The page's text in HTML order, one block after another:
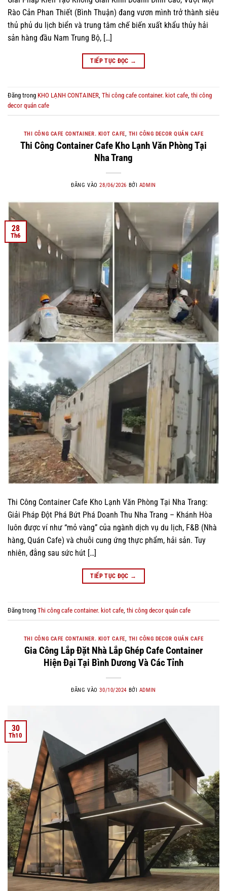
Rào Cản Phan Thiết (Bình Thuận) đang vươn mình trở thành siêu
thủ phủ du lịch biển và trung tâm chế biến xuất khẩu thủy hải
sản hàng đầu Nam Trung Bộ, […]
TIẾP TỤC ĐỌC →
Đăng trong KHO LẠNH CONTAINER, Thi công cafe container. kiot cafe, thi công
decor quán cafe
THI CÔNG CAFE CONTAINER. KIOT CAFE, THI CÔNG DECOR QUÁN CAFE
Thi Công Container Cafe Kho Lạnh Văn Phòng Tại
Nha Trang
ĐĂNG VÀO28/06/2026 BỞI ADMIN
28
Th6
Thi Công Container Cafe Kho Lạnh Văn Phòng Tại Nha Trang:
Giải Pháp Đột Phá Bứt Phá Doanh Thu Nha Trang – Khánh Hòa
luôn được ví như “mỏ vàng” của ngành dịch vụ du lịch, F&B (Nhà
hàng, Quán Cafe) và chuỗi cung ứng thực phẩm, hải sản. Tuy
nhiên, đằng sau sức hút […]
TIẾP TỤC ĐỌC →
Đăng trong Thi công cafe container. kiot cafe, thi công decor quán cafe
THI CÔNG CAFE CONTAINER. KIOT CAFE, THI CÔNG DECOR QUÁN CAFE
Gia Công Lắp Đặt Nhà Lắp Ghép Cafe Container
Hiện Đại Tại Bình Dương Và Các Tỉnh
ĐĂNG VÀO30/10/2024 BỞI ADMIN
30
Th10